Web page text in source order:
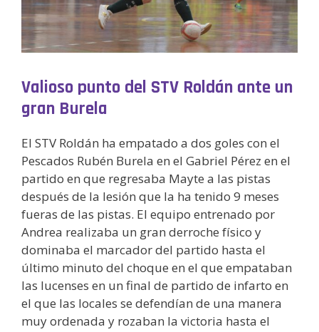
Valioso punto del STV Roldán ante un
gran Burela
El STV Roldán ha empatado a dos goles con el
Pescados Rubén Burela en el Gabriel Pérez en el
partido en que regresaba Mayte a las pistas
después de la lesión que la ha tenido 9 meses
fueras de las pistas. El equipo entrenado por
Andrea realizaba un gran derroche físico y
dominaba el marcador del partido hasta el
último minuto del choque en el que empataban
las lucenses en un final de partido de infarto en
el que las locales se defendían de una manera
muy ordenada y rozaban la victoria hasta el